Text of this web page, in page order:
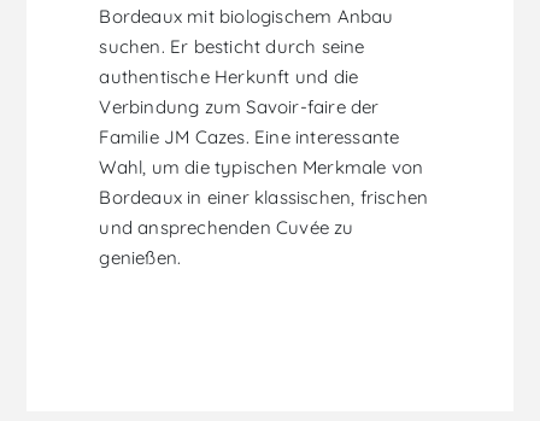
Bordeaux mit biologischem Anbau
suchen. Er besticht durch seine
authentische Herkunft und die
Verbindung zum Savoir-faire der
Familie JM Cazes. Eine interessante
Wahl, um die typischen Merkmale von
Bordeaux in einer klassischen, frischen
und ansprechenden Cuvée zu
genießen.